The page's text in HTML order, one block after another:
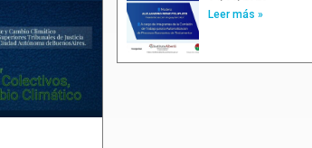
Leer más »